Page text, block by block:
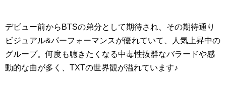
デビュー前からBTSの弟分として期待され、その期待通り
ビジュアル&パーフォーマンスが優れていて、人気上昇中の
グループ。何度も聴きたくなる中毒性抜群なバラードや感
動的な曲が多く、TXTの世界観が溢れています♪